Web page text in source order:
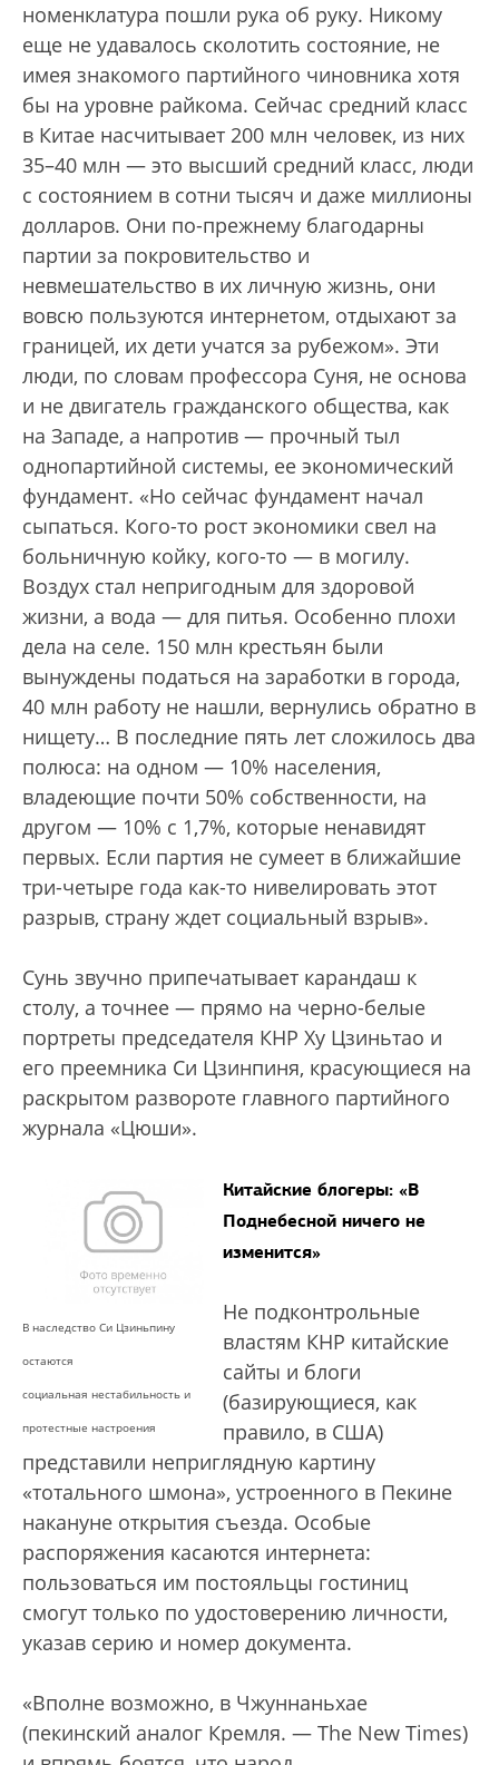
номенклатура пошли рука об руку. Никому
еще не удавалось сколотить состояние, не
имея знакомого партийного чиновника хотя
бы на уровне райкома. Сейчас средний класс
в Китае насчитывает 200 млн человек, из них
35–40 млн — это высший средний класс, люди
с состоянием в сотни тысяч и даже миллионы
долларов. Они по-прежнему благодарны
партии за покровительство и
невмешательство в их личную жизнь, они
вовсю пользуются интернетом, отдыхают за
границей, их дети учатся за рубежом». Эти
люди, по словам профессора Суня, не основа
и не двигатель гражданского общества, как
на Западе, а напротив — прочный тыл
однопартийной системы, ее экономический
фундамент. «Но сейчас фундамент начал
сыпаться. Кого-то рост экономики свел на
больничную койку, кого-то — в могилу.
Воздух стал непригодным для здоровой
жизни, а вода — для питья. Особенно плохи
дела на селе. 150 млн крестьян были
вынуждены податься на заработки в города,
40 млн работу не нашли, вернулись обратно в
нищету… В последние пять лет сложилось два
полюса: на одном — 10% населения,
владеющие почти 50% собственности, на
другом — 10% с 1,7%, которые ненавидят
первых. Если партия не сумеет в ближайшие
три-четыре года как-то нивелировать этот
разрыв, страну ждет социальный взрыв».
Сунь звучно припечатывает карандаш к
столу, а точнее — прямо на черно-белые
портреты председателя КНР Ху Цзиньтао и
его преемника Си Цзинпиня, красующиеся на
раскрытом развороте главного партийного
журнала «Цюши».
В наследство Си Цзиньпину
остаются
социальная нестабильность и
протестные настроения
Китайские блогеры: «В
Поднебесной ничего не
изменится»
Не подконтрольные
властям КНР китайские
сайты и блоги
(базирующиеся, как
правило, в США)
представили неприглядную картину
«тотального шмона», устроенного в Пекине
накануне открытия съезда. Особые
распоряжения касаются интернета:
пользоваться им постояльцы гостиниц
смогут только по удостоверению личности,
указав серию и номер документа.
«Вполне возможно, в Чжуннаньхае
(пекинcкий аналог Кремля. — The New Times)